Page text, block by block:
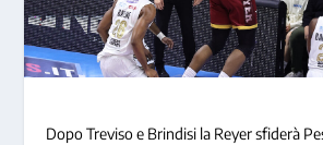
Dopo Treviso e Brindisi la Reyer sfiderà